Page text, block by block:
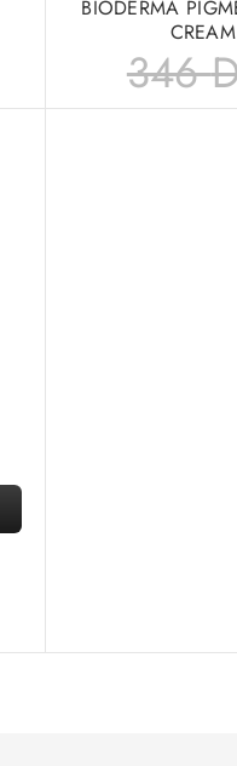
BIODERMA
346